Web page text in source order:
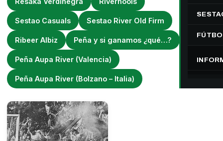
Sestao Casuals Sestao River Old Firm
Ribeer Albiz Peña y si ganamos ¿qué…?
Peña Aupa River (Valencia)
Peña Aupa River (Bolzano – Italia)